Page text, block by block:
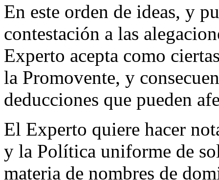
En este orden de ideas, y
contestación a las
Experto acepta como
la Promovente, y
deducciones que pueden
El Experto quiere hacer
y la Política uniforme de
materia de nombres de